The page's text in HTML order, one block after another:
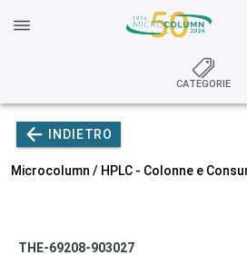
CATEGORIE
INDIETRO
Microcolumn / HPLC - Colonne e
THE-69208-903027